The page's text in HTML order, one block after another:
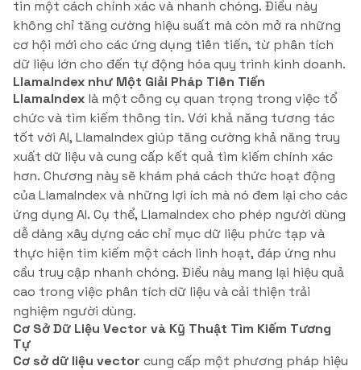
tin một cách chính xác và nhanh chóng. Điều này
không chỉ tăng cường hiệu suất mà còn mở ra những
cơ hội mới cho các ứng dụng tiên tiến, từ phân tích
dữ liệu lớn cho đến tự động hóa quy trình kinh doanh.
LlamaIndex như Một Giải Pháp Tiên Tiến
LlamaIndex là một công cụ quan trọng trong việc tổ
chức và tìm kiếm thông tin. Với khả năng tương tác
tốt với AI, LlamaIndex giúp tăng cường khả năng truy
xuất dữ liệu và cung cấp kết quả tìm kiếm chính xác
hơn. Chương này sẽ khám phá cách thức hoạt động
của LlamaIndex và những lợi ích mà nó đem lại cho các
ứng dụng AI. Cụ thể, LlamaIndex cho phép người dùng
dễ dàng xây dựng các chỉ mục dữ liệu phức tạp và
thực hiện tìm kiếm một cách linh hoạt, đáp ứng nhu
cầu truy cập nhanh chóng. Điều này mang lại hiệu quả
cao trong việc phân tích dữ liệu và cải thiện trải
nghiệm người dùng.
Cơ Sở Dữ Liệu Vector và Kỹ Thuật Tìm Kiếm Tương
Tự
Cơ sở dữ liệu vector cung cấp một phương pháp hiệu